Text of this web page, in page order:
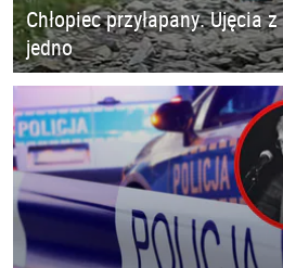
Chłopiec przyłapany. Ujęcia
jedno